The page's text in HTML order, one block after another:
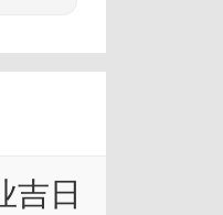
吉日